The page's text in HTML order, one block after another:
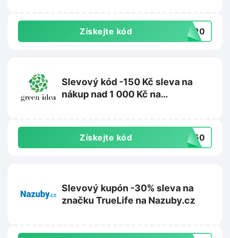
Získejte kód IK20
Slevový kód -150 Kč sleva na
nákup nad 1 000 Kč na
Získejte kód R150
Slevový kupón -30% sleva na
značku TrueLife na Nazuby.cz